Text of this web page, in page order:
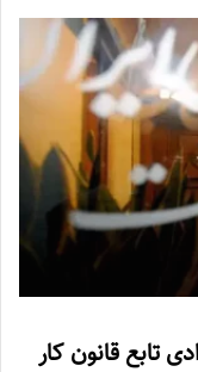
تابع قانون کار